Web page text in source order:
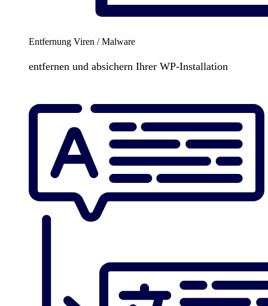
Entfernung Viren / Malware
entfernen und absichern Ihrer WP-Installation